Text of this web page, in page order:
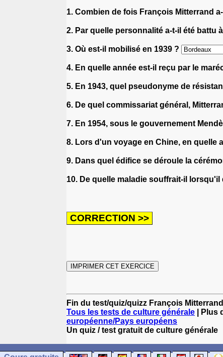
1. Combien de fois François Mitterrand
2. Par quelle personnalité a-t-il été battu
3. Où est-il mobilisé en 1939 ?
4. En quelle année est-il reçu par le
5. En 1943, quel pseudonyme de
6. De quel commissariat général,
7. En 1954, sous le gouvernement
8. Lors d'un voyage en Chine, en quelle
9. Dans quel édifice se déroule la
10. De quelle maladie souffrait-il lorsqu'il
Fin du test/quiz/quizz François Mitterrand
Tous les tests de culture générale | Plus
européenne/Pays européens
Un quiz / test gratuit de culture générale